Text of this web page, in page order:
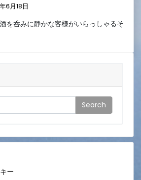
6月18日
6
を呑みに静かな客様がいらっしゃるそ
ー